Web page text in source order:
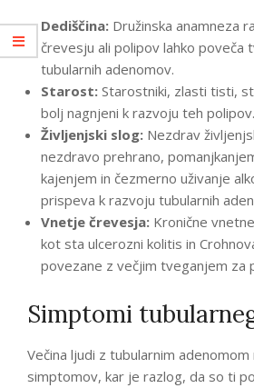
Dediščina: Družinska anamneza
črevesju ali polipov lahko poveča
tubularnih adenomov.
Starost: Starostniki, zlasti tisti,
bolj nagnjeni k razvoju teh polipov.
Življenjski slog: Nezdrav
nezdravo prehrano,
kajenjem in čezmerno uživanje
prispeva k razvoju tubularnih
Vnetje črevesja: Kronične
kot sta ulcerozni kolitis in
povezane z večjim tveganjem za
Simptomi
Večina ljudi z tubularnim
simptomov, kar je razlog, da so ti